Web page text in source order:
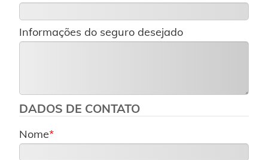
Informações do seguro desejado
DADOS DE CONTATO
Nome